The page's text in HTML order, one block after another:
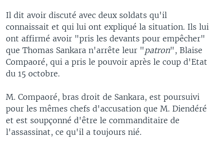
Il dit avoir discuté avec deux soldats qu'il
connaissait et qui lui ont expliqué la situation. Ils lui
ont affirmé avoir "pris les devants pour empêcher"
que Thomas Sankara n'arrête leur " patron", Blaise
Compaoré, qui a pris le pouvoir après le coup d'Etat
du 15 octobre.
M. Compaoré, bras droit de Sankara, est poursuivi
pour les mêmes chefs d'accusation que M. Diendéré
et est soupçonné d'être le commanditaire de
l'assassinat, ce qu'il a toujours nié.